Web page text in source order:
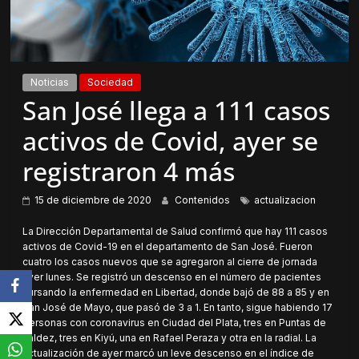
Noticias Sociedad
San José llega a 111 casos
activos de Covid, ayer se
registraron 4 más
15 de diciembre de 2020 Contenidos actualizacion
La Dirección Departamental de Salud confirmó que hay 111 casos
activos de Covid-19 en el departamento de San José. Fueron
cuatro los casos nuevos que se agregaron al cierre de jornada
ayer lunes. Se registró un descenso en el número de pacientes
cursando la enfermedad en Libertad, donde bajó de 88 a 85 y en
San José de Mayo, que pasó de 3 a 1. En tanto, sigue habiendo 17
personas con coronavirus en Ciudad del Plata, tres en Puntas de
Valdez, tres en Kiyú, una en Rafael Peraza y otra en la radial. La
actualización de ayer marcó un leve descenso en el índice de